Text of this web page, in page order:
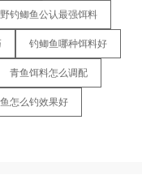
野钓鲫鱼公认最强饵料
钓鲫鱼哪种饵料好
青鱼饵料怎么调配
怎么钓效果好